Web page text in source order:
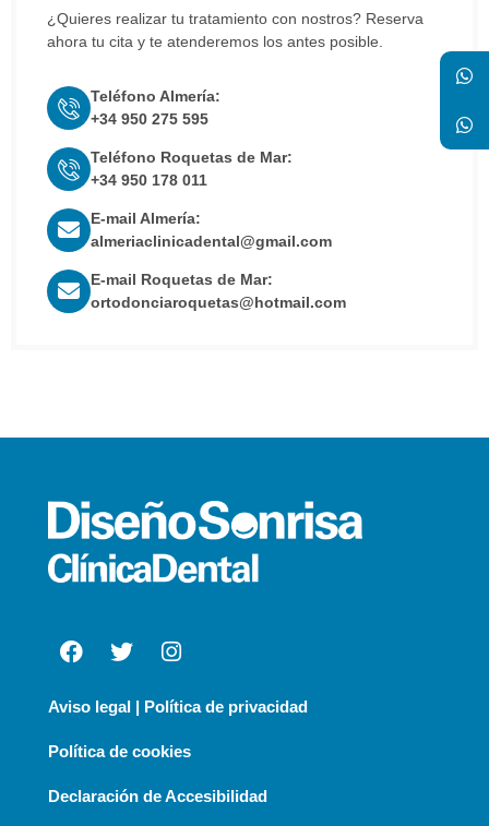
¿Quieres realizar tu tratamiento con nostros? Reserva
ahora tu cita y te atenderemos los antes posible.
Teléfono Almería:
+34 950 275 595
Teléfono Roquetas de Mar:
+34 950 178 011
E-mail Almería:
almeriaclinicadental@gmail.com
E-mail Roquetas de Mar:
ortodonciaroquetas@hotmail.com
Aviso legal | Política de privacidad
Política de cookies
Declaración de Accesibilidad